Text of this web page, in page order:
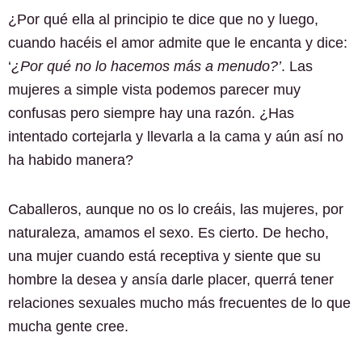
¿Por qué ella al principio te dice que no y luego,
cuando hacéis el amor admite que le encanta y dice:
‘¿Por qué no lo hacemos más a menudo?’. Las
mujeres a simple vista podemos parecer muy
confusas pero siempre hay una razón. ¿Has
intentado cortejarla y llevarla a la cama y aún así no
ha habido manera?
Caballeros, aunque no os lo creáis, las mujeres, por
naturaleza, amamos el sexo. Es cierto. De hecho,
una mujer cuando está receptiva y siente que su
hombre la desea y ansía darle placer, querrá tener
relaciones sexuales mucho más frecuentes de lo que
mucha gente cree.